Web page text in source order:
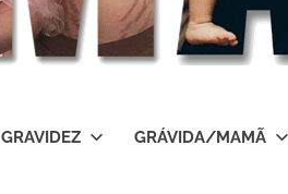
GRAVIDEZ GRÁVIDA/MAMÃ